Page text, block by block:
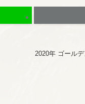
2020年 ゴール